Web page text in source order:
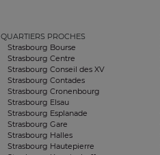
QUARTIERS PROCHES
Strasbourg Bourse
Strasbourg Centre
Strasbourg Conseil des XV
Strasbourg Contades
Strasbourg Cronenbourg
Strasbourg Elsau
Strasbourg Esplanade
Strasbourg Gare
Strasbourg Halles
Strasbourg Hautepierre